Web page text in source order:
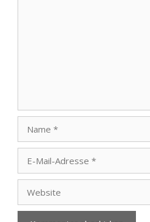
Mail-
Adresse